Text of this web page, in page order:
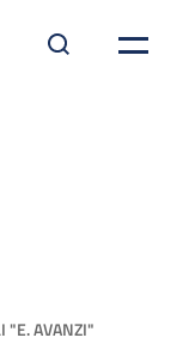
"E. AVANZI"